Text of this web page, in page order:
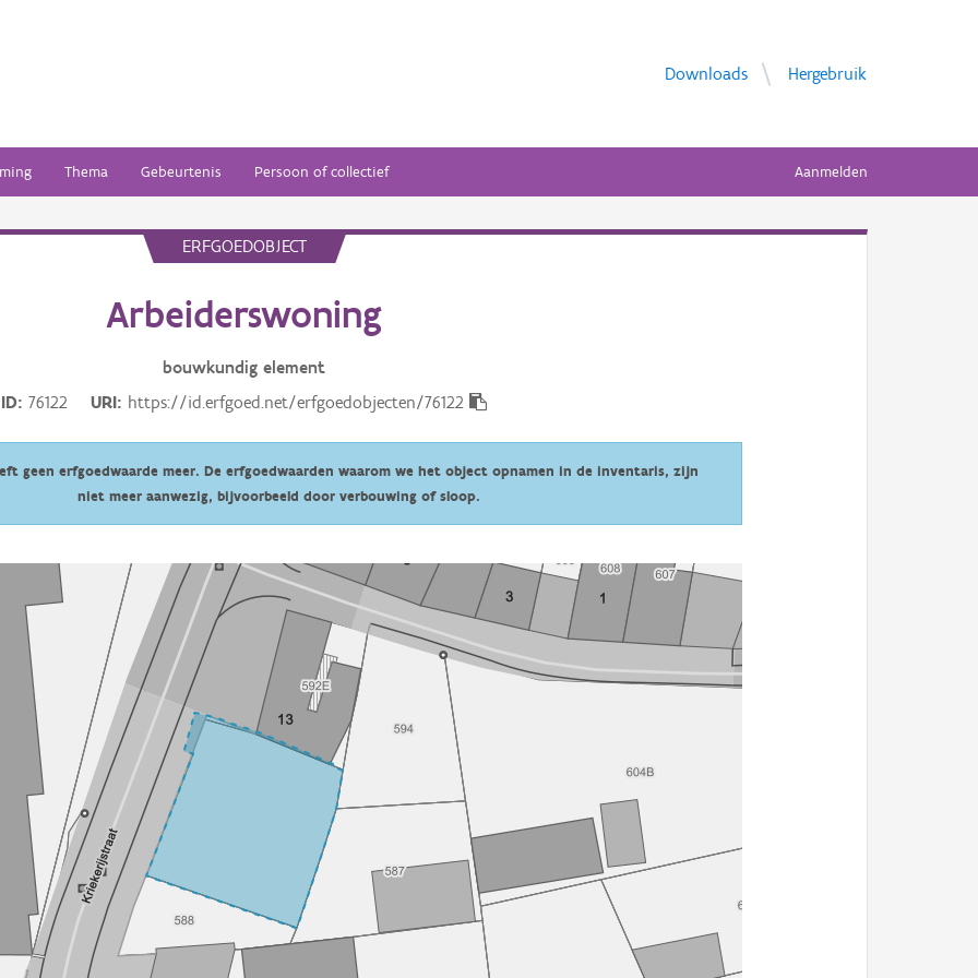
Downloads Hergebruik
Thema Gebeurtenis Persoon of collectief Aanmelden
ERFGOEDOBJECT
Arbeiderswoning
bouwkundig element
ID
76122 URI https://id.erfgoed.net/erfgoedobjecten/76122
geen erfgoedwaarde meer. De erfgoedwaarden waarom we het object opnamen in de inventaris, zijn
niet meer aanwezig, bijvoorbeeld door verbouwing of sloop.